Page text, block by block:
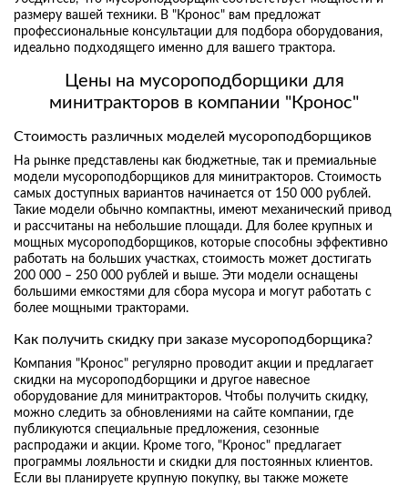
размеру вашей техники. В "Кронос" вам предложат
профессиональные консультации для подбора оборудования,
идеально подходящего именно для вашего трактора.
Цены на мусороподборщики для
минитракторов в компании "Кронос"
Стоимость различных моделей мусороподборщиков
На рынке представлены как бюджетные, так и премиальные
модели мусороподборщиков для минитракторов. Стоимость
самых доступных вариантов начинается от 150 000 рублей.
Такие модели обычно компактны, имеют механический привод
и рассчитаны на небольшие площади. Для более крупных и
мощных мусороподборщиков, которые способны эффективно
работать на больших участках, стоимость может достигать
200 000 – 250 000 рублей и выше. Эти модели оснащены
большими емкостями для сбора мусора и могут работать с
более мощными тракторами.
Как получить скидку при заказе мусороподборщика?
Компания "Кронос" регулярно проводит акции и предлагает
скидки на мусороподборщики и другое навесное
оборудование для минитракторов. Чтобы получить скидку,
можно следить за обновлениями на сайте компании, где
публикуются специальные предложения, сезонные
распродажи и акции. Кроме того, "Кронос" предлагает
программы лояльности и скидки для постоянных клиентов.
Если вы планируете крупную покупку, вы также можете